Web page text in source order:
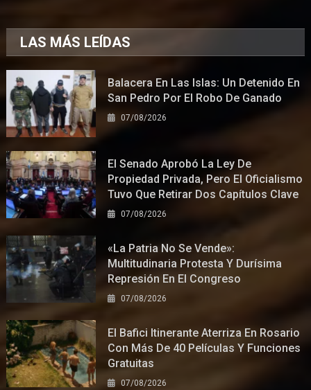
LAS MÁS LEÍDAS
Balacera En Las Islas: Un Detenido En
San Pedro Por El Robo De Ganado
07/08/2026
El Senado Aprobó La Ley De
Propiedad Privada, Pero El Oficialismo
Tuvo Que Retirar Dos Capítulos Clave
07/08/2026
«La Patria No Se Vende»:
Multitudinaria Protesta Y Durísima
Represión En El Congreso
07/08/2026
El Bafici Itinerante Aterriza En Rosario
Con Más De 40 Películas Y Funciones
Gratuitas
07/08/2026